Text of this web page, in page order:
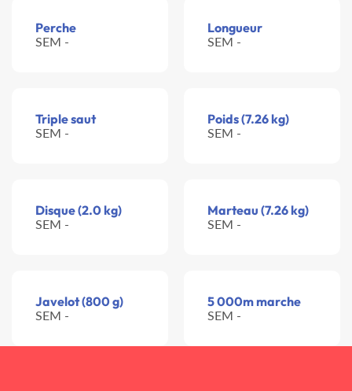
Perche
SEM -
Longueur
SEM -
Triple saut
SEM -
Poids (7.26 kg)
SEM -
Disque (2.0 kg)
SEM -
Marteau (7.26 kg)
SEM -
Javelot (800 g)
SEM -
5 000m marche
SEM -